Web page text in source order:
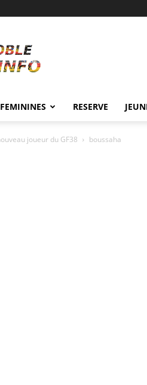
FEMININES RESERVE
joueur du GF38 boussaha